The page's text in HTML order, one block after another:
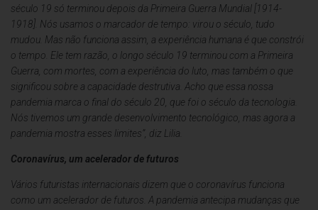
século 19 só terminou depois da Primeira Guerra Mundial [1914-
1918]. Nós usamos o marcador de tempo: virou o século, tudo
mudou. Mas não funciona assim, a experiência humana é que constrói
o tempo. Ele tem razão, o longo século 19 terminou com a Primeira
Guerra, com mortes, com a experiência do luto, mas também o que
significou sobre a capacidade destrutiva. Acho que essa nossa
pandemia marca o final do século 20, que foi o século da tecnologia.
Nós tivemos um grande desenvolvimento tecnológico, mas agora a
pandemia mostra esses limites”, diz Lilia.
Coronavírus, um acelerador de futuros
Vários futuristas internacionais dizem que o coronavírus funciona
como um acelerador de futuros. A pandemia antecipa mudanças que